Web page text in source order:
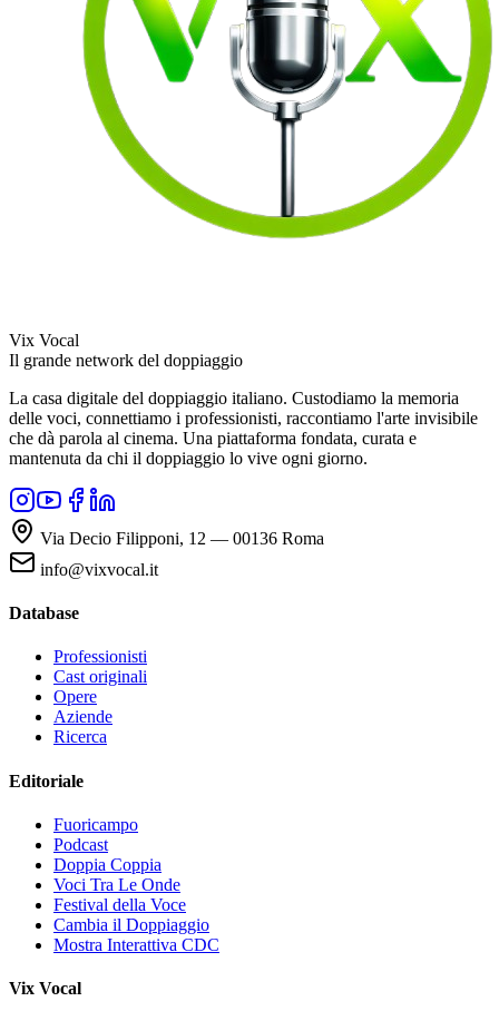
Vix Vocal
Il grande network del doppiaggio
La casa digitale del doppiaggio italiano. Custodiamo la memoria
delle voci, connettiamo i professionisti, raccontiamo l'arte invisibile
che dà parola al cinema. Una piattaforma fondata, curata e
mantenuta da chi il doppiaggio lo vive ogni giorno.
Via Decio Filipponi, 12 — 00136 Roma
info@vixvocal.it
Database
Professionisti
Cast originali
Opere
Aziende
Ricerca
Editoriale
Fuoricampo
Podcast
Doppia Coppia
Voci Tra Le Onde
Festival della Voce
Cambia il Doppiaggio
Mostra Interattiva CDC
Vix Vocal